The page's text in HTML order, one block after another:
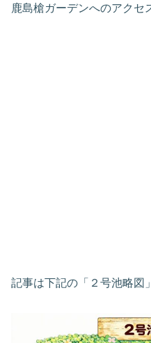
鹿島槍ガーデンへのアクセ
記事は下記の「２号池略図